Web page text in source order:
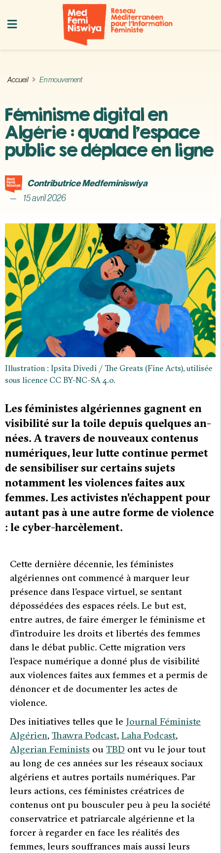
Accueil En mouvement
Féminisme digital en
Algérie : quand l’espace
public se déplace en ligne
Contributrice Medfeminiswiya
15 avril 2026
Illustration : Ipsita Divedi / The Greats (Fine Acts), utilisée
sous licence CC BY-NC-SA 4.0.
Les féministes algériennes gagnent en
visibilité sur la toile depuis quelques an-
nées. A travers de nouveaux contenus
numériques, leur lutte continue permet
de sensibiliser sur certains sujets
notamment les violences faites aux
femmes. Les activistes n'échappent pour
autant pas à une autre forme de violence
: le cyber-harcèlement.
Cette dernière décennie, les féministes
algériennes ont commencé à marquer leur
présence dans l’espace virtuel, se sentant
dépossédées des espaces réels. Le but est,
entre autres, de faire émerger le féminisme et
d’introduire les droits et libertés des femmes
dans le débat public. Cette migration vers
l’espace numérique a donné plus de visibilité
aux violences faites aux femmes et a permis de
dénoncer et de documenter les actes de
violence.
Des initiatives telles que le Journal Féministe
Algérien, Thawra Podcast, Laha Podcast,
Algerian Feminists ou TBD ont vu le jour tout
au long de ces années sur les réseaux sociaux
algériens et autres portails numériques. Par
leurs actions, ces féministes créatrices de
contenus ont pu bousculer peu à peu la société
conservatrice et patriarcale algérienne et la
forcer à regarder en face les réalités des
femmes, leurs souffrances mais aussi leurs